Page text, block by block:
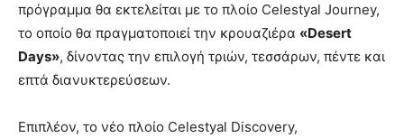
πρόγραμμα θα εκτελείται με το πλοίο Celestyal Journey,
το οποίο θα πραγματοποιεί την κρουαζιέρα «Desert
Days», δίνοντας την επιλογή τριών, τεσσάρων, πέντε και
επτά διανυκτερεύσεων.
Επιπλέον, το νέο πλοίο Celestyal Discovery,